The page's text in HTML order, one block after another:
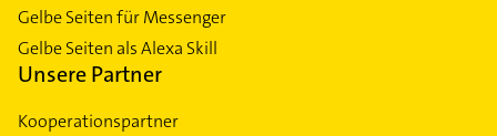
Gelbe Seiten für Messenger
Gelbe Seiten als Alexa Skill
Unsere Partner
Kooperationspartner